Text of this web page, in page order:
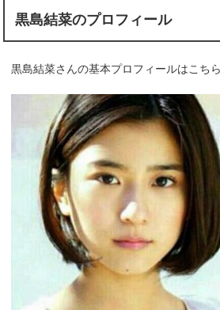
黒島結菜のプロフィール
黒島結菜さんの基本プロフィールはこちら